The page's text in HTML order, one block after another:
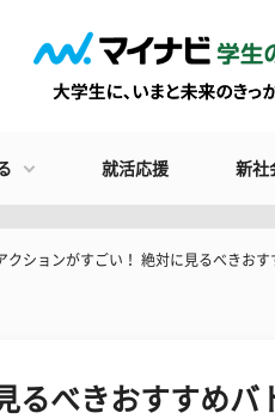
就活応援 新社
クションがすごい！ 絶対に見るべきお
るべきおすすめバ